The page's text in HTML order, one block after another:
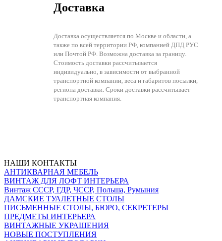
Доставка
Доставка осуществляется по Москве и области, а
также по всей территории РФ, компанией ДПД РУС
или Почтой РФ. Возможна доставка за границу.
Стоимость доставки рассчитывается
индивидуально, в зависимости от выбранной
транспортной компании, веса и габаритов посылки,
региона доставки. Сроки доставки рассчитывает
транспортная компания.
НАШИ КОНТАКТЫ
АНТИКВАРНАЯ МЕБЕЛЬ
ВИНТАЖ ДЛЯ ЛОФТ ИНТЕРЬЕРА
Винтаж СССР, ГДР, ЧССР, Польша, Румыния
ДАМСКИЕ ТУАЛЕТНЫЕ СТОЛЫ
ПИСЬМЕННЫЕ СТОЛЫ, БЮРО, СЕКРЕТЕРЫ
ПРЕДМЕТЫ ИНТЕРЬЕРА
ВИНТАЖНЫЕ УКРАШЕНИЯ
НОВЫЕ ПОСТУПЛЕНИЯ